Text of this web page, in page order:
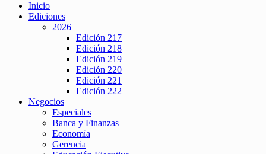
Inicio
Ediciones
2026
Edición 217
Edición 218
Edición 219
Edición 220
Edición 221
Edición 222
Negocios
Especiales
Banca y Finanzas
Economía
Gerencia